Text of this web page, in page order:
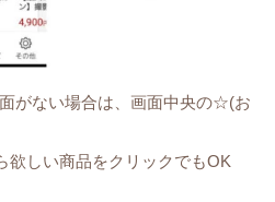
がない場合は、画面中央の☆(お
欲しい商品をクリックでもOK